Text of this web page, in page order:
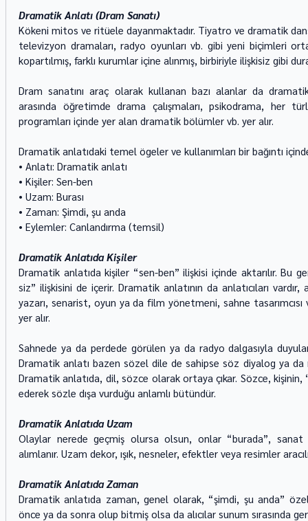
Dramatik Anlatı (Dram Sanatı)
Kökeni mitos ve ritüele dayanmaktadır. Tiyatro ve dramatik
televizyon dramaları, radyo oyunları vb. gibi yeni biçimleri
kopartılmış, farklı kurumlar içine alınmış, birbiriyle ilişkisiz gibi
Dram sanatını araç olarak kullanan bazı alanlar da
arasında öğretimde drama çalışmaları, psikodrama, her
programları içinde yer alan dramatik bölümler vb. yer alır.
Dramatik anlatıdaki temel ögeler ve kullanımları bir bağıntı
• Anlatı: Dramatik anlatı
• Kişiler: Sen-ben
• Uzam: Burası
• Zaman: Şimdi, şu anda
• Eylemler: Canlandırma (temsil)
Dramatik Anlatıda Kişiler
Dramatik anlatıda kişiler “sen-ben” ilişkisi içinde aktarılır. Bu
siz” ilişkisini de içerir. Dramatik anlatının da anlatıcıları
yazarı, senarist, oyun ya da film yönetmeni, sahne tasarımcısı
yer alır.
Sahnede ya da perdede görülen ya da radyo dalgasıyla
Dramatik anlatı bazen sözel dile de sahipse söz diyalog ya da
Dramatik anlatıda, dil, sözce olarak ortaya çıkar. Sözce,
ederek sözle dışa vurduğu anlamlı bütündür.
Dramatik Anlatıda Uzam
Olaylar nerede geçmiş olursa olsun, onlar “burada”, sanat
alımlanır. Uzam dekor, ışık, nesneler, efektler veya resimler
Dramatik Anlatıda Zaman
Dramatik anlatıda zaman, genel olarak, “şimdi, şu anda”
önce ya da sonra olup bitmiş olsa da alıcılar sunum sırasında